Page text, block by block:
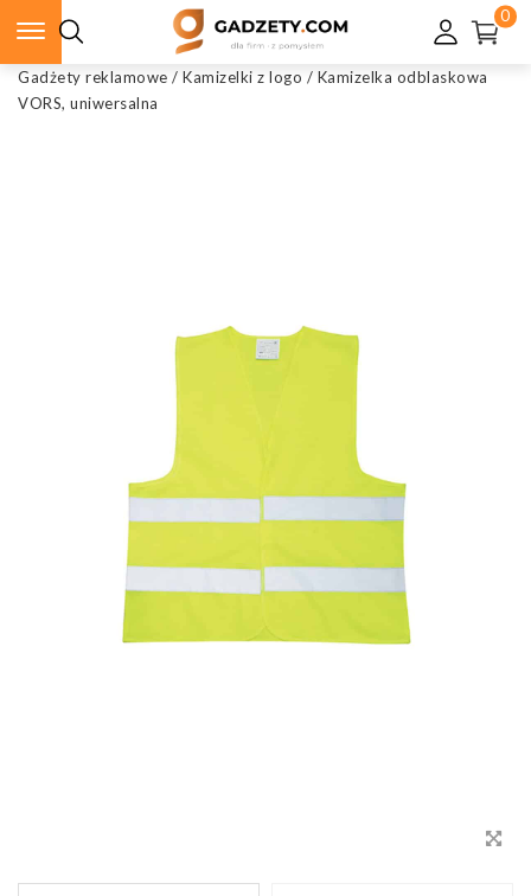
0
Gadżety reklamowe / Kamizelki z logo / Kamizelka odblaskowa
VORS, uniwersalna